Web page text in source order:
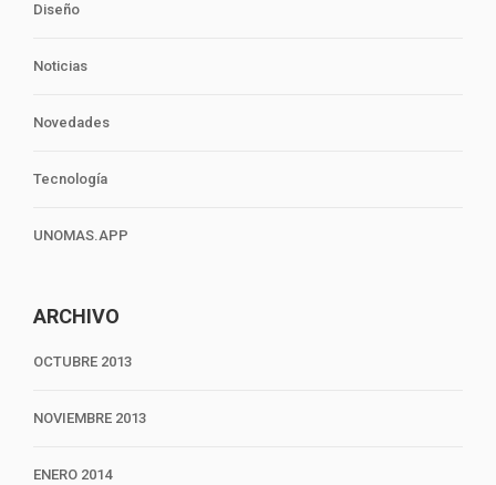
Diseño
Noticias
Novedades
Tecnología
UNOMAS.APP
ARCHIVO
OCTUBRE 2013
NOVIEMBRE 2013
ENERO 2014